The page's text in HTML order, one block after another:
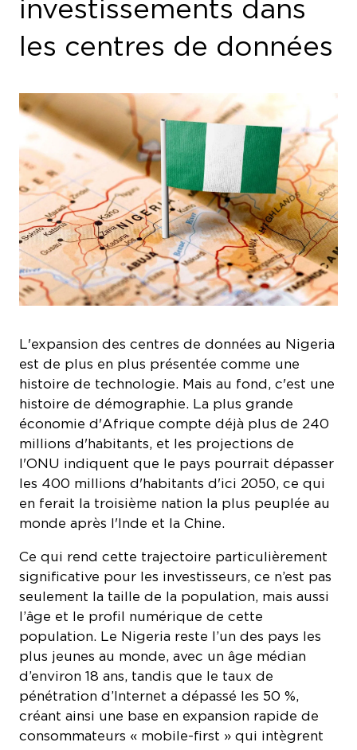
investissements dans
les centres de données
L'expansion des centres de données au Nigeria
est de plus en plus présentée comme une
histoire de technologie. Mais au fond, c'est une
histoire de démographie. La plus grande
économie d'Afrique compte déjà plus de 240
millions d'habitants, et les projections de
l'ONU indiquent que le pays pourrait dépasser
les 400 millions d'habitants d'ici 2050, ce qui
en ferait la troisième nation la plus peuplée au
monde après l'Inde et la Chine.
Ce qui rend cette trajectoire particulièrement
significative pour les investisseurs, ce n’est pas
seulement la taille de la population, mais aussi
l’âge et le profil numérique de cette
population. Le Nigeria reste l’un des pays les
plus jeunes au monde, avec un âge médian
d’environ 18 ans, tandis que le taux de
pénétration d’Internet a dépassé les 50 %,
créant ainsi une base en expansion rapide de
consommateurs « mobile-first » qui intègrent